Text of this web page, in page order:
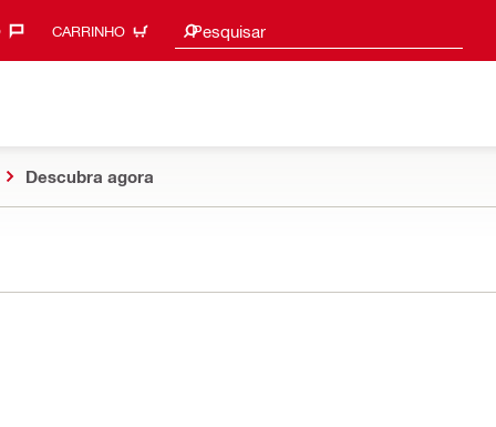
CARRINHO Pesquisar
Procurar sugestões
Descubra agora